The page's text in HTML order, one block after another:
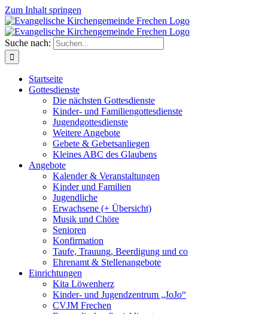
Zum Inhalt springen
Suche nach:
Startseite
Gottesdienste
Die nächsten Gottesdienste
Kinder- und Familiengottesdienste
Jugendgottesdienste
Weitere Angebote
Gebete & Gebetsanliegen
Kleines ABC des Glaubens
Angebote
Kalender & Veranstaltungen
Kinder und Familien
Jugendliche
Erwachsene (+ Übersicht)
Musik und Chöre
Senioren
Konfirmation
Taufe, Trauung, Beerdigung und co
Ehrenamt & Stellenangebote
Einrichtungen
Kita Löwenherz
Kinder- und Jugendzentrum „JoJo“
CVJM Frechen